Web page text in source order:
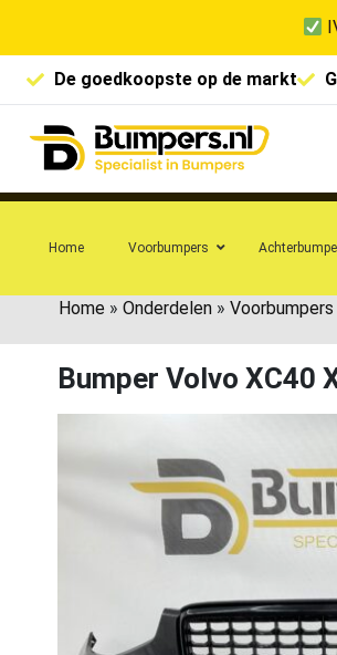
De goedkoopste op de markt
Home Voorbumpers
Home » Onderdelen » Voorbumpers
Bumper Volvo XC40